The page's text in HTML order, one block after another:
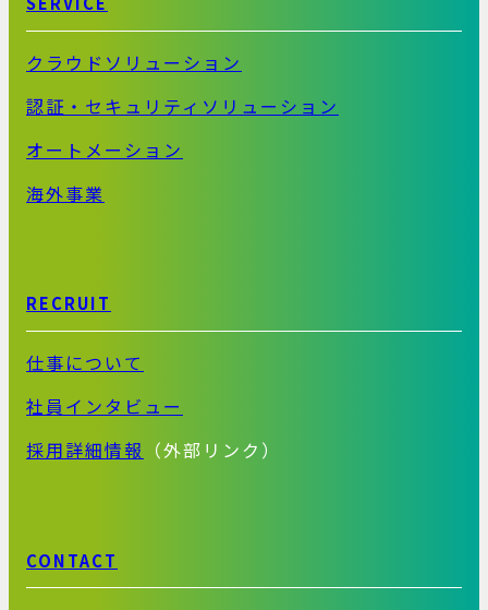
クラウドソリューション
認証・セキュリティソリューション
オートメーション
海外事業
RECRUIT
仕事について
社員インタビュー
採用詳細情報 （外部リンク）
CONTACT